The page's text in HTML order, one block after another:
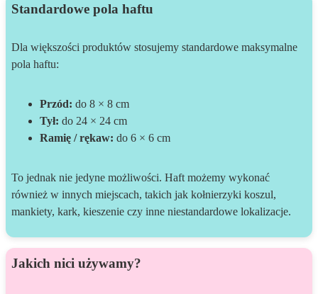
Standardowe pola haftu
Dla większości produktów stosujemy standardowe maksymalne
pola haftu:
Przód: do 8 × 8 cm
Tył: do 24 × 24 cm
Ramię / rękaw: do 6 × 6 cm
To jednak nie jedyne możliwości. Haft możemy wykonać
również w innych miejscach, takich jak kołnierzyki koszul,
mankiety, kark, kieszenie czy inne niestandardowe lokalizacje.
Jakich nici używamy?